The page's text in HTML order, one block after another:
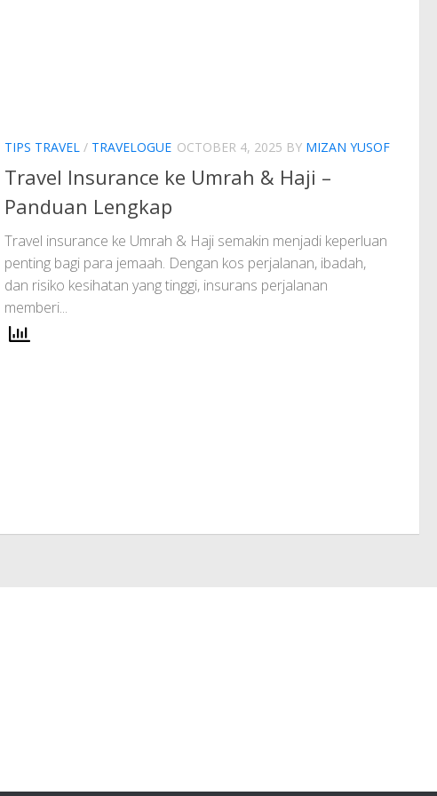
TIPS TRAVEL / TRAVELOGUE OCTOBER 4, 2025 BY MIZAN YUSOF
Travel Insurance ke Umrah & Haji –
Panduan Lengkap
Travel insurance ke Umrah & Haji semakin menjadi keperluan
penting bagi para jemaah. Dengan kos perjalanan, ibadah,
dan risiko kesihatan yang tinggi, insurans perjalanan
memberi...